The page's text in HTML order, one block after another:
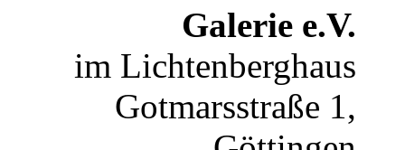
Galerie e.V.
im Lichtenberghaus
Gotmarsstraße 1,